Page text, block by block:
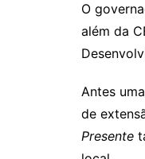
O
além da
Antes
de
Presente